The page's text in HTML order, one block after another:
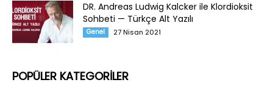
DR. Andreas Ludwig Kalcker ile Klordioksit
Sohbeti — Türkçe Alt Yazılı
Genel 27 Nisan 2021
POPÜLER KATEGORİLER